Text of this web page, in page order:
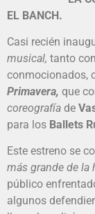
EL BANCH.
Casi recién
musical, tanto
conmocionados,
Primavera, que
coreografía de
para los Ballets
Este estreno se
más grande de la
público
algunos